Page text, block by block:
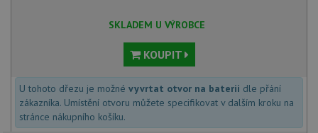
SKLADEM U VÝROBCE
KOUPIT
U tohoto dřezu je možné vyvrtat otvor na baterii dle přání
zákazníka. Umístění otvoru můžete specifikovat v dalším kroku na
stránce nákupního košíku.